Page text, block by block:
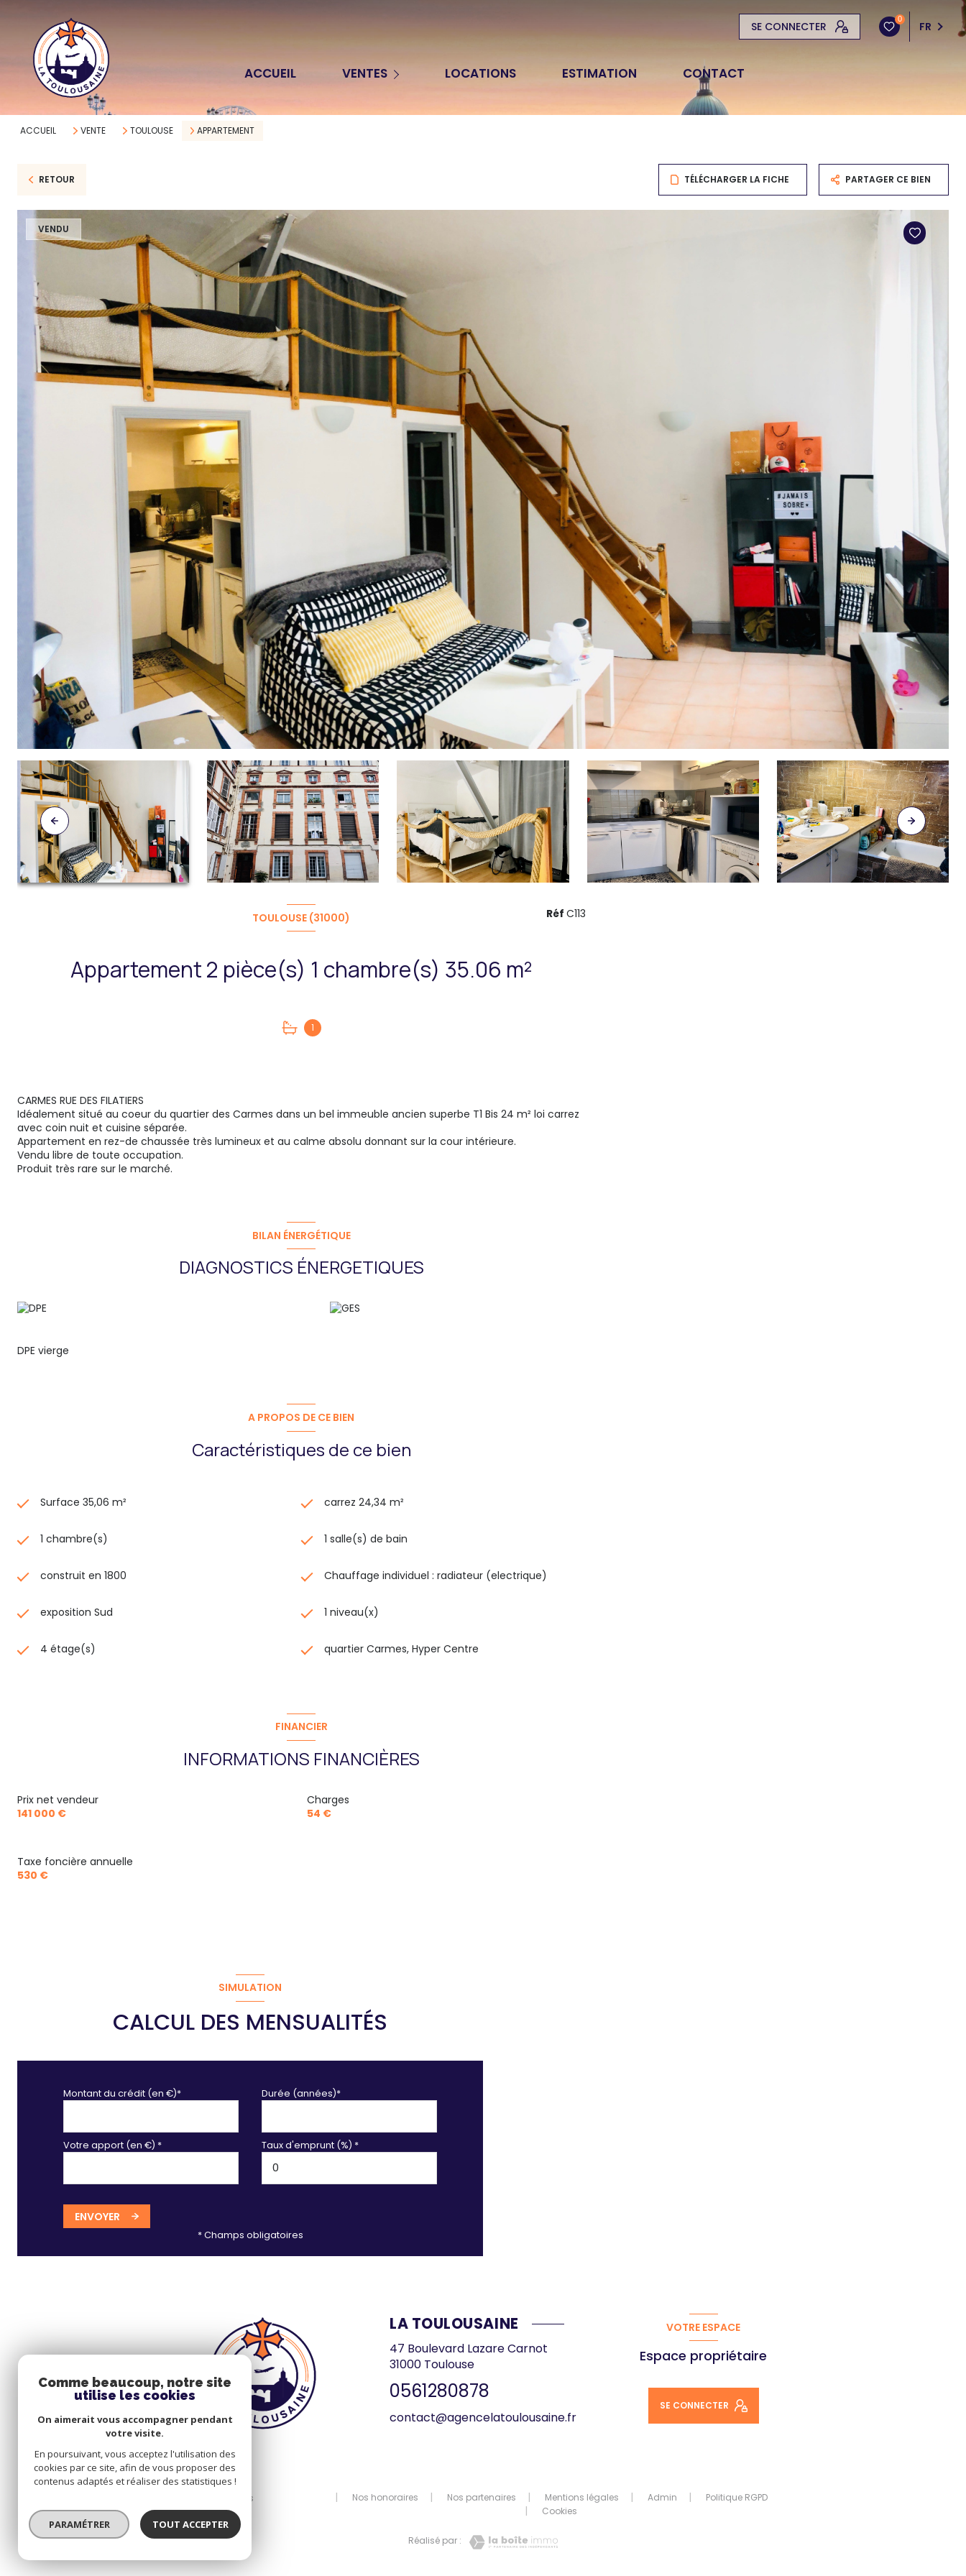
SE CONNECTER
0
FR
ACCUEIL VENTES
Terrains
LOCATIONS ESTIMATION CONTACT
ACCUEIL VENTE TOULOUSE APPARTEMENT
RETOUR TÉLÉCHARGER LA FICHE PARTAGER CE BIEN
VENDU
TOULOUSE (31000)
Appartement 2 pièce(s) 1 chambre(s) 35.06 m²
1
Réf C113
CARMES RUE DES FILATIERS
Idéalement situé au coeur du quartier des Carmes dans un bel immeuble ancien superbe T1 Bis 24 m² loi carrez
avec coin nuit et cuisine séparée.
Appartement en rez-de chaussée très lumineux et au calme absolu donnant sur la cour intérieure.
Vendu libre de toute occupation.
Produit très rare sur le marché.
BILAN ÉNERGÉTIQUE
DIAGNOSTICS ÉNERGETIQUES
DPE vierge
A PROPOS DE CE BIEN
Caractéristiques de ce bien
Surface 35,06 m² carrez 24,34 m²
1 chambre(s) 1 salle(s) de bain
construit en 1800 Chauffage individuel : radiateur (electrique)
exposition Sud 1 niveau(x)
4 étage(s) quartier Carmes, Hyper Centre
FINANCIER
INFORMATIONS FINANCIÈRES
Prix net vendeur
141 000 €
Charges
54 €
Taxe foncière annuelle
530 €
SIMULATION
CALCUL DES MENSUALITÉS
Montant du crédit (en €)* Durée (années)*
Votre apport (en €) * Taux d'emprunt (%) *
ENVOYER
* Champs obligatoires
LA TOULOUSAINE
47 Boulevard Lazare Carnot
31000 Toulouse
0561280878
contact@agencelatoulousaine.fr
VOTRE ESPACE
Espace propriétaire
SE CONNECTER
© 2026 | Tous droits
réservés
Nos honoraires Nos partenaires Mentions légales Admin
Politique RGPD
Cookies
Réalisé par :
Comme beaucoup, notre site
utilise les cookies
On aimerait vous accompagner pendant
votre visite.
En poursuivant, vous acceptez l'utilisation des
cookies par ce site, afin de vous proposer des
contenus adaptés et réaliser des statistiques !
PARAMÉTRER TOUT ACCEPTER